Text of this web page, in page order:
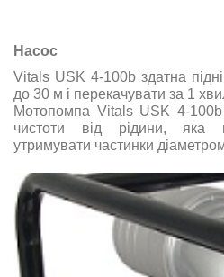
Насос
Vitals USK 4-100b здатна
до 30 м і перекачувати за 1
Мотопомпа Vitals USK 4-100b
чистоти від рідини, яка
утримувати частинки